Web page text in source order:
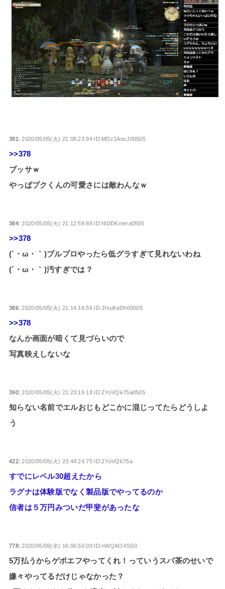
381:2020/05/05(火) 21:08:23.94 ID:MDz1AncJ00505
>>378
ブッサｗ
やっぱプクくんの可愛さには敵わんなｗ
384:2020/05/05(火) 21:12:59.88 ID:f4DDKmera0505
>>378
(´・ω・｀)ブルプロやったら低グラすぎて見れないわね
(´・ω・｀)汚すぎでは？
386:2020/05/05(火) 21:14:16.56 ID:JfxuKeDh00505
>>378
なんか画面が暗くて見づらいので
写真映えしないな
390:2020/05/05(火) 21:23:19.18 ID:ZYoVQk75a0505
知らない名前でエルおじもどこかに混じってたらどうしよ
う
422:2020/05/05(火) 23:44:24.75 ID:ZYoVQk75a
すでにレベル30超えたから
ラグナは体験版でなく製品版でやってるのか
信者は５万円みついだ甲斐があったな
778:2020/05/06(水) 16:06:50.00 ID:nWQAOXSS0
5万払うからゲボエフやってくれ！っていうスパ茶のせいで
嫌々やってるだけじゃなかった？